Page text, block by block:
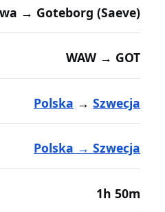
→ Goteborg (Saeve)
WAW → GOT
Polska →Szwecja
Polska → Szwecja
1h 50m